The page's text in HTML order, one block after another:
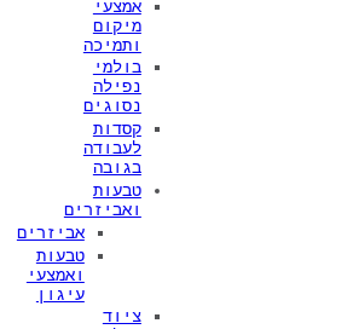
אמצעי
ותמיכה
בולמי
נסוגים
קסדות
לעבודה
טבעות
ואביזרים
אביזרים
טבעות
ואמצעי
ציוד